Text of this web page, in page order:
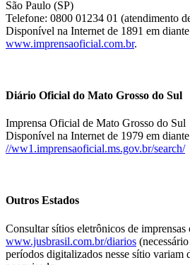
São Paulo (SP)
Telefone: 0800 01234 01 (atendimento
Disponível na Internet de 1891 em
www.imprensaoficial.com.br.
Diário Oficial do Mato Grosso do Sul
Imprensa Oficial de Mato Grosso do Sul
Disponível na Internet de 1979 em
//ww1.imprensaoficial.ms.gov.br/search/
Outros Estados
Consultar sítios eletrônicos de
www.jusbrasil.com.br/diarios
períodos digitalizados nesse sítio variam